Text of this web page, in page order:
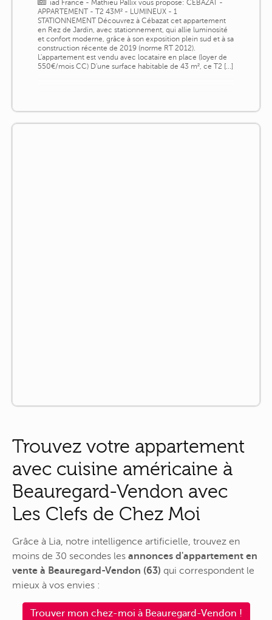
iad France - Mathieu Pallix vous propose: CÉBAZAT -
APPARTEMENT - T2 43M² - LUMINEUX - 1
STATIONNEMENT Découvrez à Cébazat cet appartement
en Rez de Jardin, avec stationnement, qui allie luminosité
et confort moderne, grâce à son exposition plein sud et à sa
construction récente de 2019 (norme RT 2012).
L'appartement est vendu avec locataire en place (loyer de
550€/mois CC) D'une surface habitable de 43 m², ce T2 [...]
Trouvez votre appartement
avec cuisine américaine à
Beauregard-Vendon avec
Les Clefs de Chez Moi
Grâce à Lia, notre intelligence artificielle, trouvez en
moins de 30 secondes les annonces d'appartement en
vente à Beauregard-Vendon (63) qui correspondent le
mieux à vos envies :
Trouver mon chez-moi à Beauregard-Vendon !